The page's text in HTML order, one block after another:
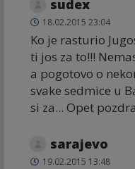
sudex
18.02.2015 23:04
Ko je rasturio
ti jos za to!!!
a pogotovo o
svake sedmice u
si za... Opet
sarajevo
19.02.2015 13:48